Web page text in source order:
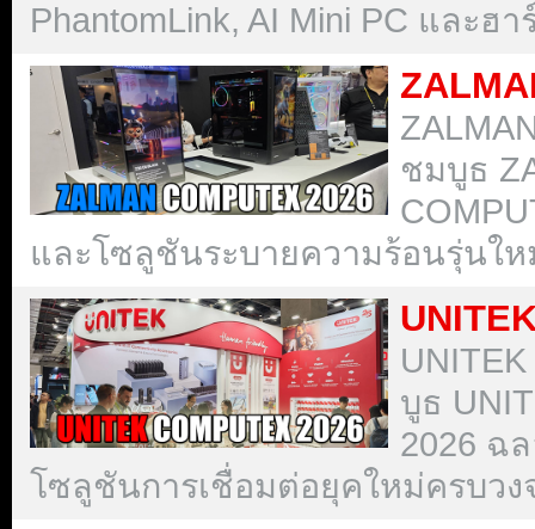
PhantomLink, AI Mini PC และฮ
ชมบูธ
และโซลูชันระบายความร้อนรุ่นใ
บูธ
2026 ฉ
โซลูชันการเชื่อมต่อยุคใหม่ครบวง